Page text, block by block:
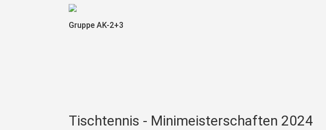
Gruppe AK-2+3
Tischtennis - Minimeisterschaften 2024